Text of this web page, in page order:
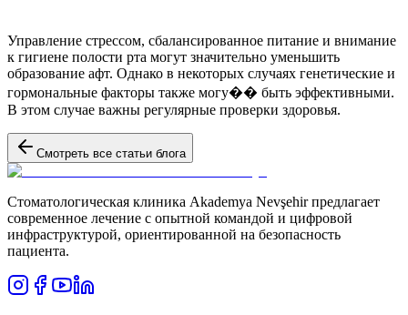
Управление стрессом, сбалансированное питание и внимание
к гигиене полости рта могут значительно уменьшить
образование афт. Однако в некоторых случаях генетические и
гормональные факторы также могу�� быть эффективными.
В этом случае важны регулярные проверки здоровья.
Смотреть все статьи блога
Стоматологическая клиника Akademya Nevşehir предлагает
современное лечение с опытной командой и цифровой
инфраструктурой, ориентированной на безопасность
пациента.